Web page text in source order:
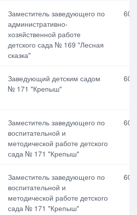
Заместитель заведующего по
административно-
хозяйственной работе
детского сада № 169 "Лесная
сказка"
Заведующий детским садом
№ 171 "Крепыш"
Заместитель заведующего по
воспитательной и
методической работе детского
сада № 171 "Крепыш"
Заместитель заведующего по
воспитательной и
методической работе детского
сада № 171 "Крепыш"